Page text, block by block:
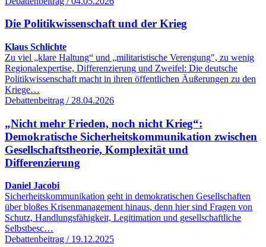
Die Politikwissenschaft und der Krieg
Klaus Schlichte
Zu viel „klare Haltung“ und „militaristische Verengung", zu wenig
Regionalexpertise, Differenzierung und Zweifel: Die deutsche
Politikwissenschaft macht in ihren öffentlichen Äußerungen zu den
Kriege…
Debattenbeitrag / 28.04.2026
„Nicht mehr Frieden, noch nicht Krieg“:
Demokratische Sicherheitskommunikation zwischen
Gesellschaftstheorie, Komplexität und
Differenzierung
Daniel Jacobi
Sicherheitskommunikation geht in demokratischen Gesellschaften
über bloßes Krisenmanagement hinaus, denn hier sind Fragen von
Schutz, Handlungsfähigkeit, Legitimation und gesellschaftliche
Selbstbesc…
Debattenbeitrag / 19.12.2025